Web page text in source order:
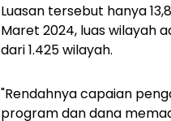
Luasan tersebut hanya
Maret 2024, luas wilayah
dari 1.425 wilayah.
"Rendahnya capaian
program dan dana